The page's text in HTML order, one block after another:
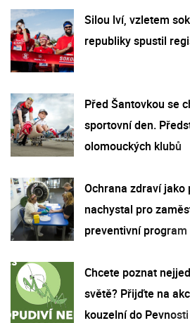
Silou lví, vzletem
republiky spustil
Před Šantovkou se
sportovní den.
olomouckých klubů
Ochrana zdraví
nachystal pro
preventivní program
Chcete poznat
světě? Přijďte na
kouzelní do